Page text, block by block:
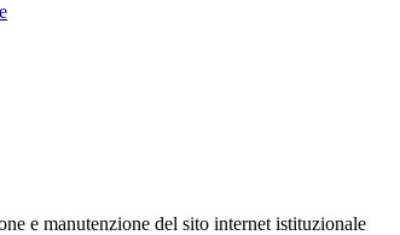
e manutenzione del sito internet istituzionale